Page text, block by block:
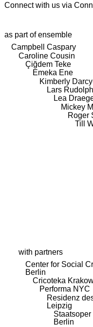
Connect with us via
as part of ensemble
Campbell Caspary
Caroline Cousin
Çiğdem Teke
Emeka Ene
Kimberly
Lars Rudolph
Lea
Mickey
Roger
Till
with partners
Center for Social
Berlin
Cricoteka
Performa NYC
Residenz
Leipzig
Berlin